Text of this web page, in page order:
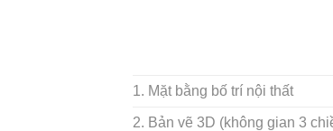
1. Mặt bằng bố trí nội thất
2. Bản vẽ 3D (không gian 3